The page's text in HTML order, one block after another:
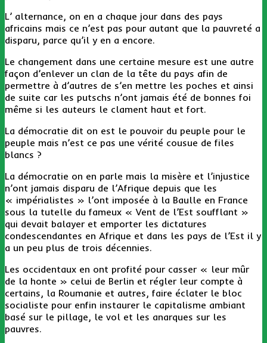
L’ alternance, on en a chaque jour dans des pays
africains mais ce n’est pas pour autant que la pauvreté a
disparu, parce qu’il y en a encore.
Le changement dans une certaine mesure est une autre
façon d’enlever un clan de la tête du pays afin de
permettre à d’autres de s’en mettre les poches et ainsi
de suite car les putschs n’ont jamais été de bonnes foi
même si les auteurs le clament haut et fort.
La démocratie dit on est le pouvoir du peuple pour le
peuple mais n’est ce pas une vérité cousue de files
blancs ?
La démocratie on en parle mais la misère et l’injustice
n’ont jamais disparu de l’Afrique depuis que les
« impérialistes » l’ont imposée à la Baulle en France
sous la tutelle du fameux « Vent de l’Est soufflant »
qui devait balayer et emporter les dictatures
condescendantes en Afrique et dans les pays de l’Est il y
a un peu plus de trois décennies.
Les occidentaux en ont profité pour casser « leur mûr
de la honte » celui de Berlin et régler leur compte à
certains, la Roumanie et autres, faire éclater le bloc
socialiste pour enfin instaurer le capitalisme ambiant
basé sur le pillage, le vol et les anarques sur les
pauvres.